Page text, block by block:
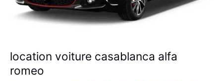
location voiture casablanca alfa
romeo